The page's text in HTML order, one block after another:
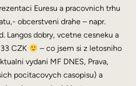
Euresu a pracovnich trhu
obcerstveni drahe – napr.
Langos dobry, vcetne cesneku a
CZK
– co jsem si z letosniho
vydani MF DNES, Prava,
pocitacovych casopisu) a